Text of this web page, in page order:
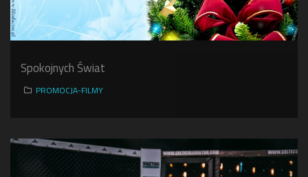
Spokojnych Świat
PROMOCJA-FILMY